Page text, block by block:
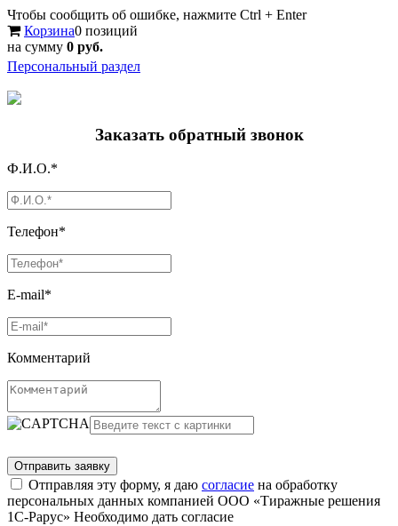
Чтобы сообщить об ошибке, нажмите Ctrl + Enter
Корзина0 позиций
на сумму 0 руб.
Персональный раздел
Заказать обратный звонок
Ф.И.О.*
Телефон*
E-mail*
Комментарий
Отправляя эту форму, я даю согласие на обработку
персональных данных компанией ООО «Тиражные решения
1С-Рарус» Необходимо дать согласие